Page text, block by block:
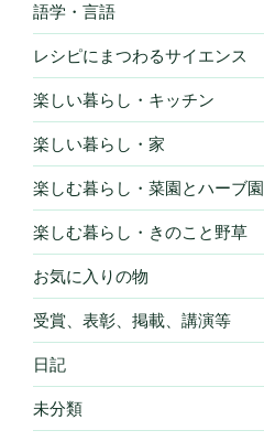
語学・言語
レシピにまつわるサイエンス
楽しい暮らし・キッチン
楽しい暮らし・家
楽しむ暮らし・菜園とハーブ園
楽しむ暮らし・きのこと野草
お気に入りの物
受賞、表彰、掲載、講演等
日記
未分類